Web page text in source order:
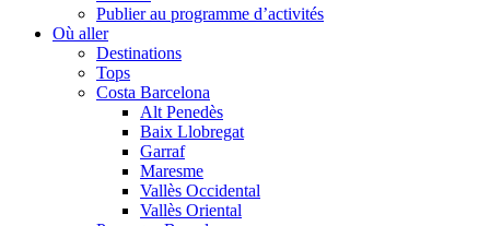
Publier au programme d’activités
Où aller
Destinations
Tops
Costa Barcelona
Alt Penedès
Baix Llobregat
Garraf
Maresme
Vallès Occidental
Vallès Oriental